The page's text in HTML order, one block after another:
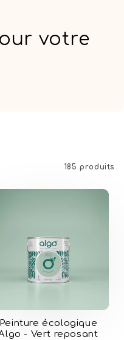
votre
185 produits
Peinture écologique
- Vert reposant